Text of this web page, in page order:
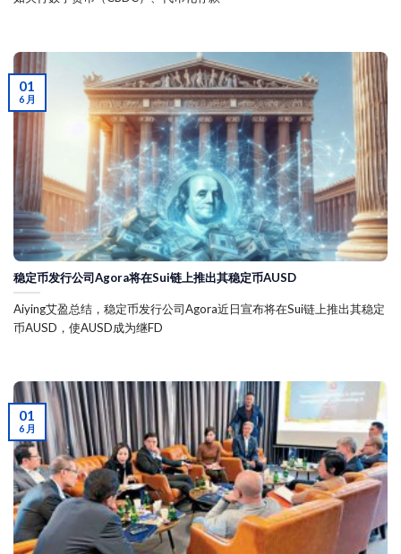
稳定币发行公司Agora将在Sui链上推出其稳定币AUSD
Aiying艾盈总结，稳定币发行公司Agora近日宣布将在Sui链上推出其稳定
币AUSD，使AUSD成为继FD
01
6 月
01
6 月